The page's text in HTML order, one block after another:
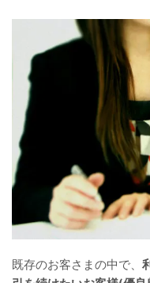
既存のお客さまの中で、